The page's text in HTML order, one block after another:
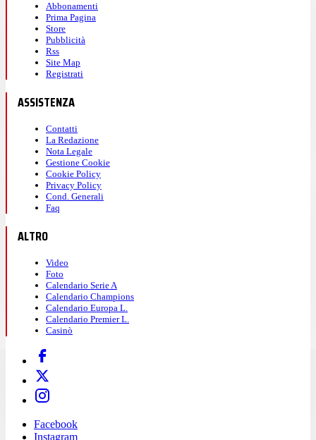
Abbonamenti
Prima Pagina
Store
Pubblicità
Rss
Site Map
Registrati
ASSISTENZA
Contatti
La Redazione
Nota Legale
Gestione Cookie
Cookie Policy
Privacy Policy
Cond. Generali
Faq
ALTRO
Video
Foto
Calendario Serie A
Calendario Champions
Calendario Europa L.
Calendario Premier L.
Casinò
Facebook
Instagram